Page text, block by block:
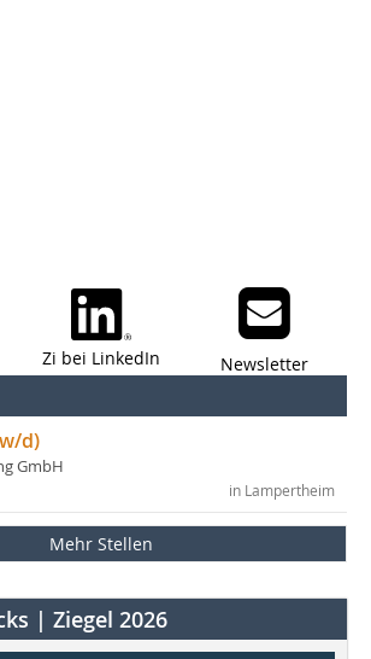
Zi bei LinkedIn Newsletter
d)
GmbH
in Lampertheim
Mehr Stellen
| Ziegel 2026